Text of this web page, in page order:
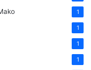
1
1
1
1